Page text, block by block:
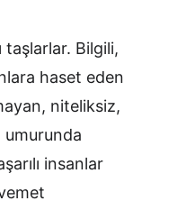
taşlarlar. Bilgili,
haset eden
niteliksiz,
umurunda
insanlar